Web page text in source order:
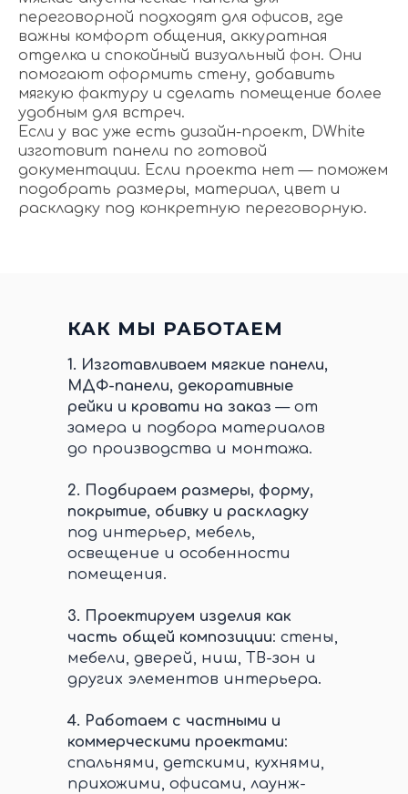
переговорной подходят для офисов, где
важны комфорт общения, аккуратная
отделка и спокойный визуальный фон. Они
помогают оформить стену, добавить
мягкую фактуру и сделать помещение более
удобным для встреч.
Если у вас уже есть дизайн-проект, DWhite
изготовит панели по готовой
документации. Если проекта нет — поможем
подобрать размеры, материал, цвет и
раскладку под конкретную переговорную.
КАК МЫ РАБОТАЕМ
1. Изготавливаем мягкие панели,
МДФ-панели, декоративные
рейки и кровати на заказ — от
замера и подбора материалов
до производства и монтажа.
2. Подбираем размеры, форму,
покрытие, обивку и раскладку
под интерьер, мебель,
освещение и особенности
помещения.
3. Проектируем изделия как
часть общей композиции: стены,
мебели, дверей, ниш, ТВ-зон и
других элементов интерьера.
4. Работаем с частными и
коммерческими проектами:
спальнями, детскими, кухнями,
прихожими, офисами, лаунж-